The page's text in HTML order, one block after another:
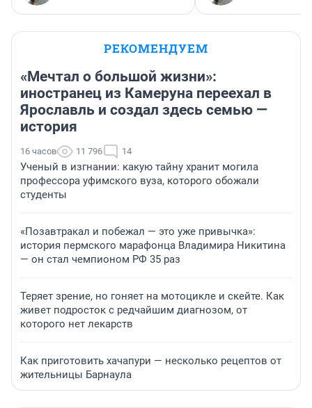
РЕКОМЕНДУЕМ
«Мечтал о большой жизни»:
иностранец из Камеруна переехал в
Ярославль и создал здесь семью —
история
16 часов 11 796 14
Ученый в изгнании: какую тайну хранит могила
профессора уфимского вуза, которого обожали
студенты
«Позавтракал и побежал — это уже привычка»:
история пермского марафонца Владимира Никитина
— он стал чемпионом РФ 35 раз
Теряет зрение, но гоняет на мотоцикле и скейте. Как
живет подросток с редчайшим диагнозом, от
которого нет лекарств
Как приготовить хачапури — несколько рецептов от
жительницы Барнаула